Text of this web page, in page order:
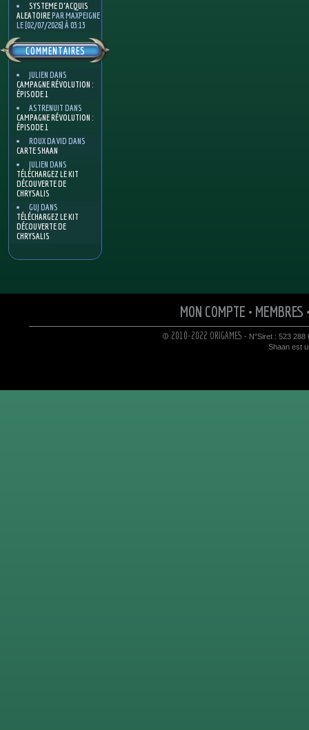
SYSTEME D'ACQUIS
ALEATOIREPAR MAXPEIGNE
LE [02/07/2026] À 03:13
COMMENTAIRES
JULIEN DANS
CAMPAGNE RÉVOLUTION :
ÉPISODE 1
ASTRENUIT DANS
CAMPAGNE RÉVOLUTION :
ÉPISODE 1
ROUX DAVID DANS
CARTE SHAAN
JULIEN DANS
TÉLÉCHARGEZ LE KIT
DÉCOUVERTE DE
CHRYSALIS
GUJ DANS
TÉLÉCHARGEZ LE KIT
DÉCOUVERTE DE
CHRYSALIS
MON COMPTE • MEMBRES
© 2010-2022 ORIGAMES - N°Siret : 523 288
Shaan est